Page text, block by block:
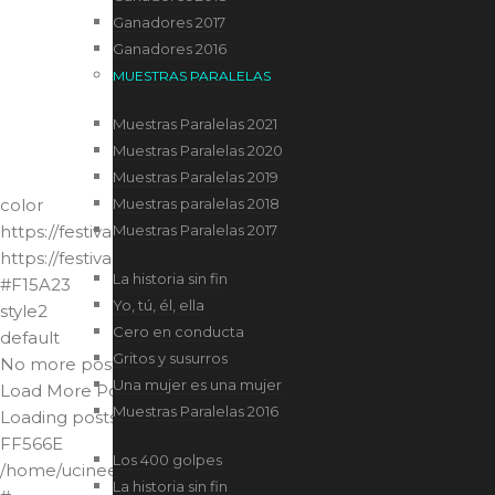
Ganadores 2017
Ganadores 2016
MUESTRAS PARALELAS
Muestras Paralelas 2021
Muestras Paralelas 2020
Muestras Paralelas 2019
Muestras paralelas 2018
Muestras Paralelas 2017
La historia sin fin
Yo, tú, él, ella
Cero en conducta
Gritos y susurros
Una mujer es una mujer
Muestras Paralelas 2016
Los 400 golpes
La historia sin fin
color
https://festival.ucine.edu.ar/wp-content/themes/blake/
https://festival.ucine.edu.ar//
#F15A23
style2
default
No more posts to load.
Load More Posts
Loading posts...
FF566E
/home/ucineedu/public_html/festival/